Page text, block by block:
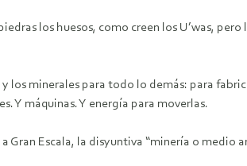
los huesos, como creen los U’was,
los minerales para todo lo demás: para
Y máquinas. Y energía para moverlas.
Gran Escala, la disyuntiva “minería o